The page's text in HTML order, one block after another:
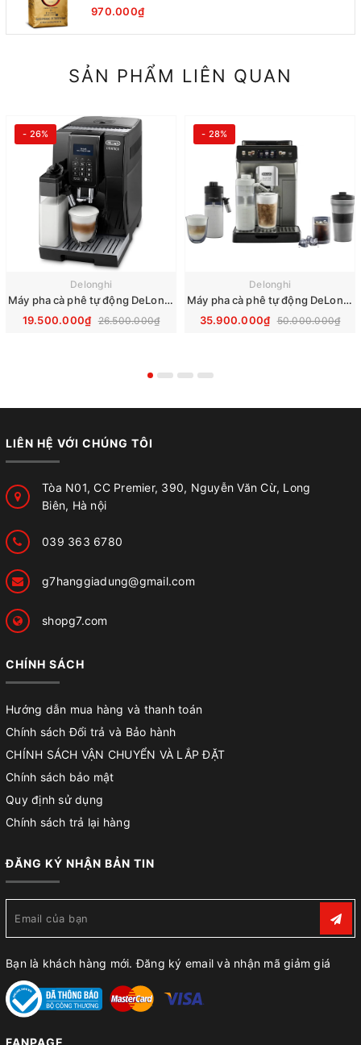
970.000₫
SẢN PHẨM LIÊN QUAN
- 26%
Delonghi
Máy pha cà phê tự động DeLonghi Dinamica ECAM 353.75.B
19.500.000₫ 26.500.000₫
- 28%
Delonghi
Máy pha cà phê tự động DeLonghi ECAM Eletta Explore 450.86.T
35.900.000₫ 50.000.000₫
LIÊN HỆ VỚI CHÚNG TÔI
Tòa N01, CC Premier, 390, Nguyễn Văn Cừ, Long
Biên, Hà nội
039 363 6780
g7hanggiadung@gmail.com
shopg7.com
CHÍNH SÁCH
Hướng dẫn mua hàng và thanh toán
Chính sách Đổi trả và Bảo hành
CHÍNH SÁCH VẬN CHUYỂN VÀ LẮP ĐẶT
Chính sách bảo mật
Quy định sử dụng
Chính sách trả lại hàng
ĐĂNG KÝ NHẬN BẢN TIN
Bạn là khách hàng mới. Đăng ký email và nhận mã giảm giá
FANPAGE